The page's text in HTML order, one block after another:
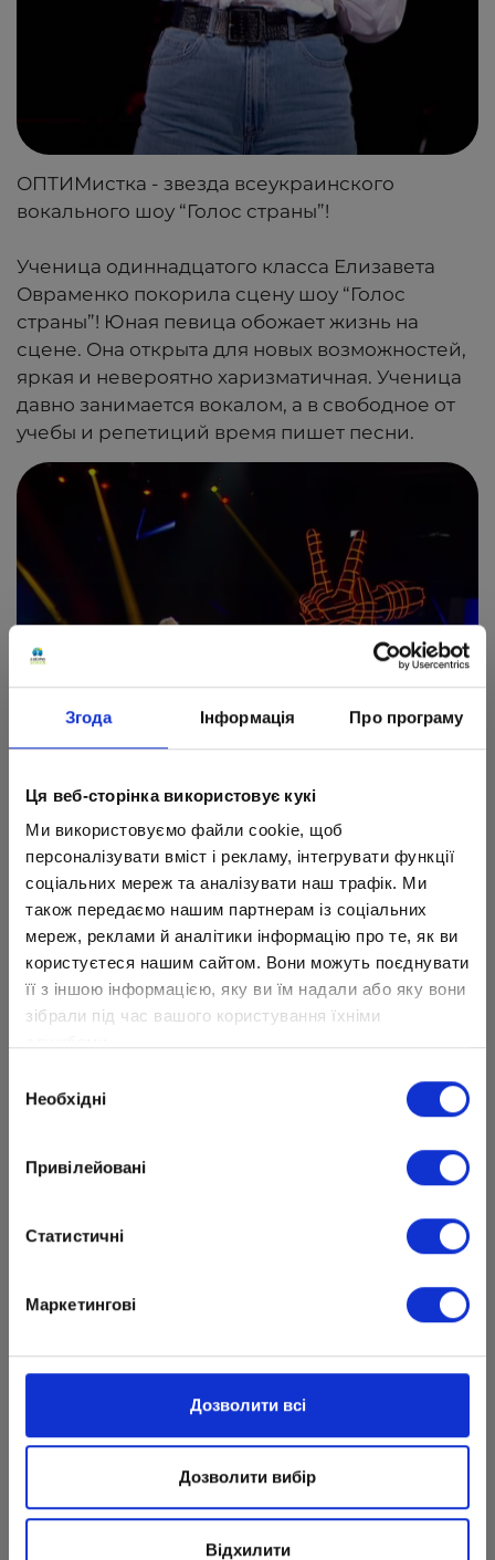
Згода Інформація Про програму
Ця веб-сторінка використовує кукі
Ми використовуємо файли cookie, щоб
персоналізувати вміст і рекламу, інтегрувати функції
соціальних мереж та аналізувати наш трафік. Ми
також передаємо нашим партнерам із соціальних
мереж, реклами й аналітики інформацію про те, як ви
користуєтеся нашим сайтом. Вони можуть поєднувати
її з іншою інформацією, яку ви їм надали або яку вони
зібрали під час вашого користування їхніми
згоди
Необхідні
Привілейовані
Статистичні
Маркетингові
Дозволити всі
Дозволити вибір
Відхилити
ОПТИМистка - звезда всеукраинского
вокального шоу “Голос страны”!
Ученица одиннадцатого класса Елизавета
Овраменко покорила сцену шоу “Голос
страны”! Юная певица обожает жизнь на
сцене. Она открыта для новых возможностей,
яркая и невероятно харизматичная. Ученица
давно занимается вокалом, а в свободное от
учебы и репетиций время пишет песни.
Лиза занимается не только пением. Девочка с
11 лет играет в спектаклях театра Kyiv Opera
Theatre:
"Фабрика Санты" (2018/2019, главная роль
- Роксана);
"Фабрика Санты" (2019/2020, две главные
роли - Грета, миньон Роро);
School of Rock (2021/2022, во взрослом